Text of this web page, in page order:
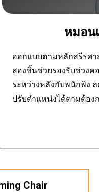
หมอน
ออกแบบตามหลักสรีรศ
สองชิ้นช่วยรองรับช่วงค
ระหว่างหลังกับพนักพิง
ปรับตำแหน่งได้ตามต้อง
Chair